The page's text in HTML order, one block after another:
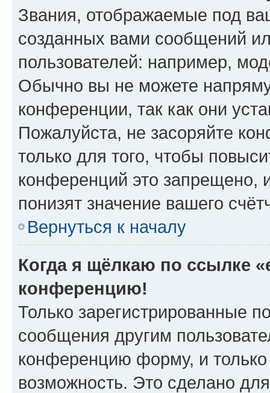
Звания, отображаемые под
созданных вами сообщений
пользователей: например,
Обычно вы не можете
конференции, так как они
Пожалуйста, не засоряйте
только для того, чтобы
конференций это запрещено,
понизят значение вашего
Вернуться к началу
Когда я щёлкаю по ссылке
конференцию!
Только зарегистрированные
сообщения другим
конференцию форму, и
возможность. Это сделано